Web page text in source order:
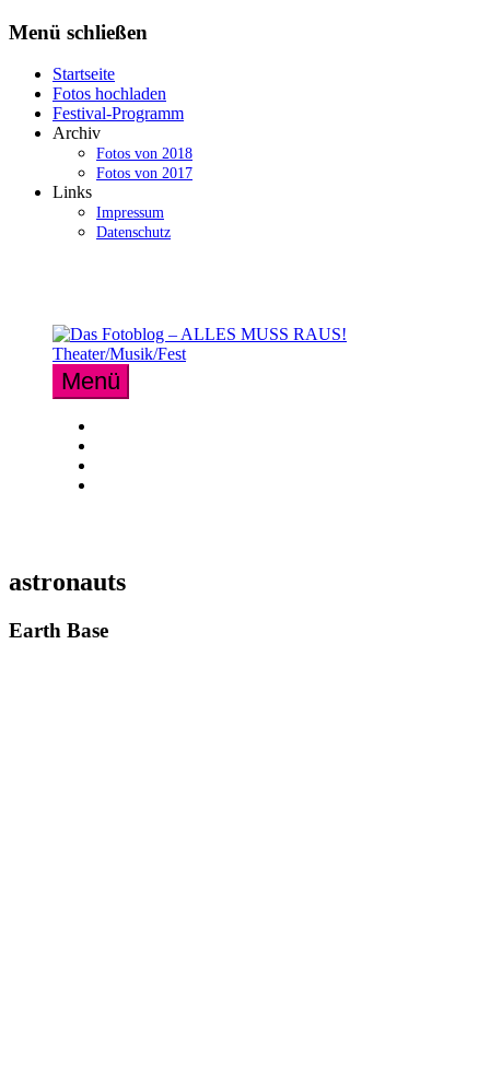
Zum
springen
Menü schließen
Startseite
Fotos hochladen
Festival-Programm
Archiv
Fotos von 2018
Fotos von 2017
Links
Impressum
Datenschutz
Menü
astronauts
Earth Base